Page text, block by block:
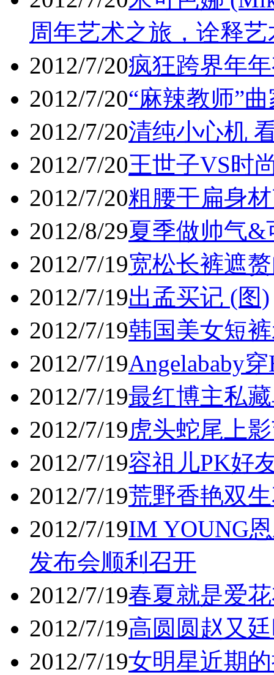
周年艺术之旅，诠释
2012/7/20疯狂跨界年
2012/7/20“麻辣教师”
2012/7/20清纯小心机
2012/7/20王世子VS时
2012/7/20粗腰干扁身
2012/8/29夏季做帅气&
2012/7/19宽松长裤遮
2012/7/19出孟买记 (图)
2012/7/19韩国美女短
2012/7/19Angelababy
2012/7/19最红博主私
2012/7/19虎头蛇尾上
2012/7/19容祖儿PK好
2012/7/19荒野香艳双
2012/7/19IM YOUNG
发布会顺利召开
2012/7/19春夏就是爱
2012/7/19高圆圆赵又
2012/7/19女明星近期